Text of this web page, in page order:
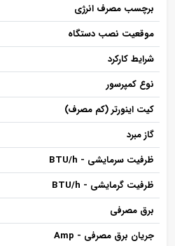
برچسب مصرف انرژی
موقعیت نصب دستگاه
شرایط کارکرد
نوع کمپرسور
کیت اینورتر (کم مصرف)
گاز مبرد
ظرفیت سرمایشی - BTU/h
ظرفیت گرمایشی - BTU/h
برق مصرفی
جریان برق مصرفی - Amp